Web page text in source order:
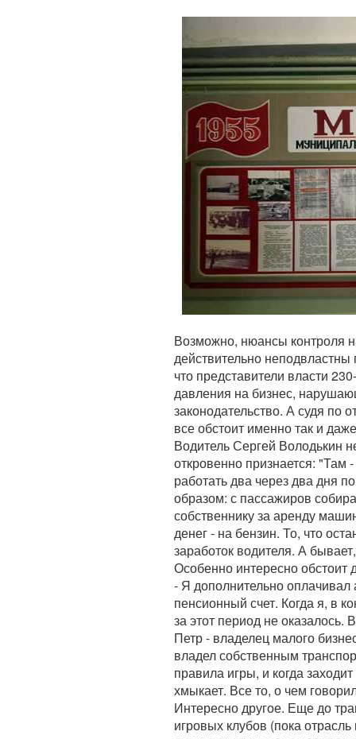
Возможно, нюансы контроля
действительно
что представители власти
давления на бизнес,
законодательство. А судя по
все обстоит именно так и
Водитель Сергей Володькин
откровенно признается: "Там
работать два через два дня
образом: с пассажиров
собственнику за аренду
денег - на бензин. То, что
заработок водителя. А
Особенно интересно
- Я дополнительно
пенсионный счет. Когда я, в
за этот период не оказалось.
Петр - владелец малого
владел собственным
правила игры, и когда
хмыкает. Все то, о чем
Интересно другое. Еще до
игровых клубов (пока